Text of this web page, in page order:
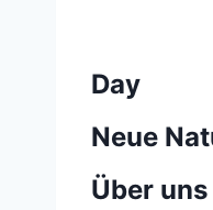
Day
Neue
Über uns